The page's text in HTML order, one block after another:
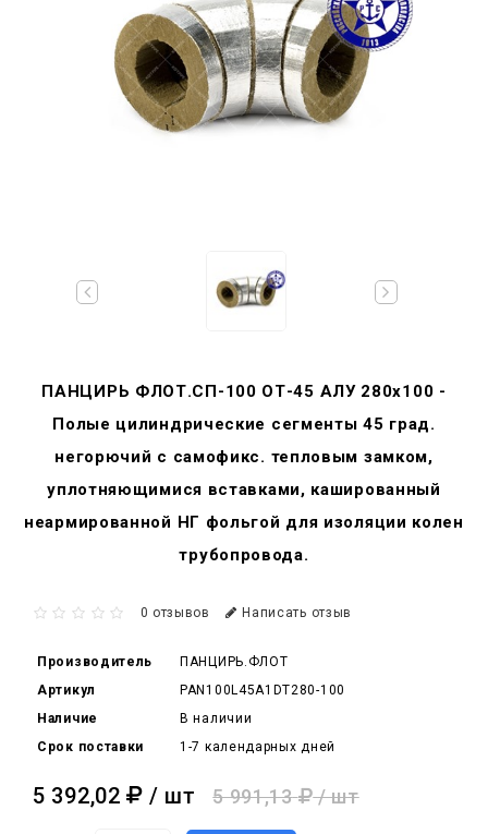
ПАНЦИРЬ ФЛОТ.СП-100 ОТ-45 АЛУ 280x100 -
Полые цилиндрические сегменты 45 град.
негорючий c самофикс. тепловым замком,
уплотняющимися вставками, кашированный
неармированной НГ фольгой для изоляции колен
трубопровода.
0 отзывов Написать отзыв
Производитель
ПАНЦИРЬ.ФЛОТ
Артикул
PAN100L45A1DT280-100
Наличие
В наличии
Срок поставки
1-7 календарных дней
5 392,02 / шт 5 991,13 / шт